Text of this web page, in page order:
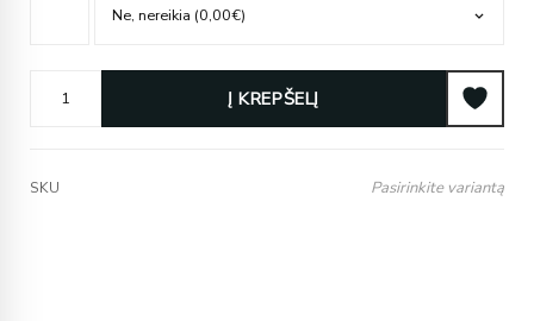
Į KREPŠELĮ
SKU Pasirinkite variantą